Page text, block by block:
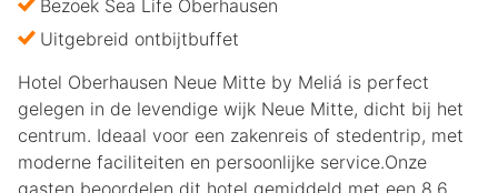
Bezoek Sea Life Oberhausen
Uitgebreid ontbijtbuffet
Hotel Oberhausen Neue Mitte by Meliá is perfect
gelegen in de levendige wijk Neue Mitte, dicht bij het
centrum. Ideaal voor een zakenreis of stedentrip, met
moderne faciliteiten en persoonlijke service.Onze
gasten beoordelen dit hotel gemiddeld met een 8.6.